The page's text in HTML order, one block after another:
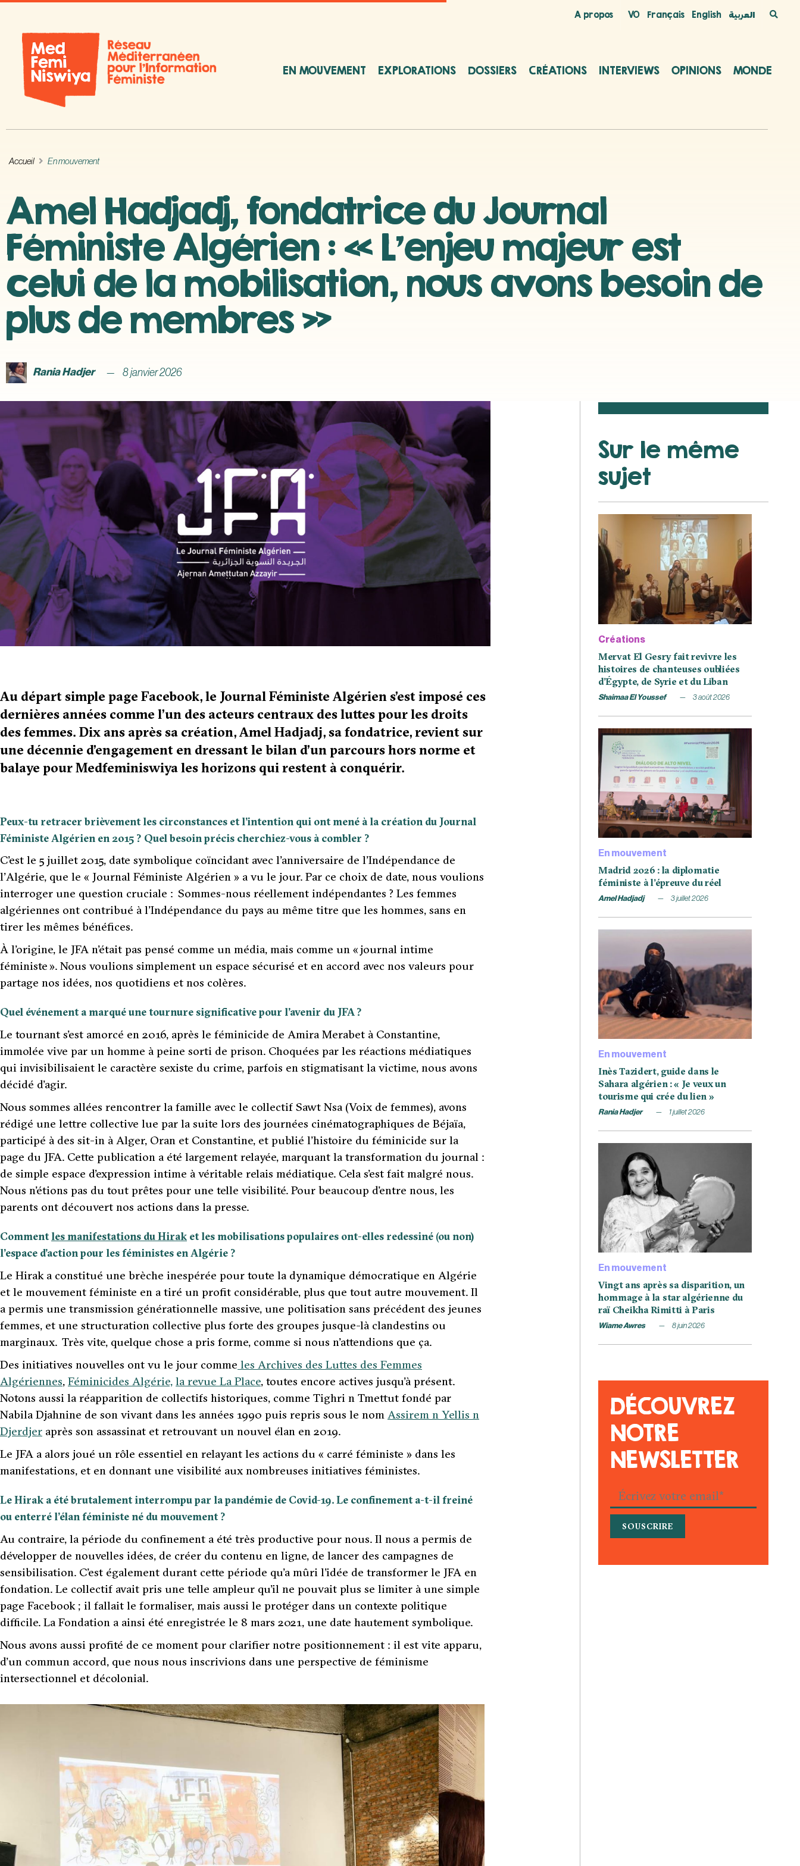
A propos VO Français English العربية
EN MOUVEMENT EXPLORATIONS DOSSIERS CRÉATIONS INTERVIEWS OPINIONS MONDE
Accueil En mouvement
Amel Hadjadj, fondatrice du Journal
Féministe Algérien : « L’enjeu majeur est
celui de la mobilisation, nous avons besoin de
plus de membres »
Rania Hadjer 8 janvier 2026
Au départ simple page Facebook, le Journal Féministe Algérien s’est imposé ces
dernières années comme l’un des acteurs centraux des luttes pour les droits
des femmes. Dix ans après sa création, Amel Hadjadj, sa fondatrice, revient sur
une décennie d’engagement en dressant le bilan d’un parcours hors norme et
balaye pour Medfeminiswiya les horizons qui restent à conquérir.
Peux-tu retracer brièvement les circonstances et l’intention qui ont mené à la création du Journal
Féministe Algérien en 2015 ? Quel besoin précis cherchiez-vous à combler ?
C’est le 5 juillet 2015, date symbolique coïncidant avec l’anniversaire de l’Indépendance de
l’Algérie, que le « Journal Féministe Algérien » a vu le jour. Par ce choix de date, nous voulions
interroger une question cruciale : Sommes-nous réellement indépendantes ? Les femmes
algériennes ont contribué à l’Indépendance du pays au même titre que les hommes, sans en
tirer les mêmes bénéfices.
À l’origine, le JFA n’était pas pensé comme un média, mais comme un « journal intime
féministe ». Nous voulions simplement un espace sécurisé et en accord avec nos valeurs pour
partage nos idées, nos quotidiens et nos colères.
Quel événement a marqué une tournure significative pour l’avenir du JFA ?
Le tournant s’est amorcé en 2016, après le féminicide de Amira Merabet à Constantine,
immolée vive par un homme à peine sorti de prison. Choquées par les réactions médiatiques
qui invisibilisaient le caractère sexiste du crime, parfois en stigmatisant la victime, nous avons
décidé d’agir.
Nous sommes allées rencontrer la famille avec le collectif Sawt Nsa (Voix de femmes), avons
rédigé une lettre collective lue par la suite lors des journées cinématographiques de Béjaïa,
participé à des sit-in à Alger, Oran et Constantine, et publié l’histoire du féminicide sur la
page du JFA. Cette publication a été largement relayée, marquant la transformation du journal :
de simple espace d’expression intime à véritable relais médiatique. Cela s’est fait malgré nous.
Nous n’étions pas du tout prêtes pour une telle visibilité. Pour beaucoup d’entre nous, les
parents ont découvert nos actions dans la presse.
Commentles manifestations du Hirak et les mobilisations populaires ont-elles redessiné (ou non)
l’espace d’action pour les féministes en Algérie ?
Le Hirak a constitué une brèche inespérée pour toute la dynamique démocratique en Algérie
et le mouvement féministe en a tiré un profit considérable, plus que tout autre mouvement. Il
a permis une transmission générationnelle massive, une politisation sans précédent des jeunes
femmes, et une structuration collective plus forte des groupes jusque-là clandestins ou
marginaux. Très vite, quelque chose a pris forme, comme si nous n’attendions que ça.
Des initiatives nouvelles ont vu le jour comme les Archives des Luttes des Femmes
Algériennes, Féminicides Algérie, la revue La Place, toutes encore actives jusqu’à présent.
Notons aussi la réapparition de collectifs historiques, comme Tighri n Tmettut fondé par
Nabila Djahnine de son vivant dans les années 1990 puis repris sous le nom Assirem n Yellis n
Djerdjer après son assassinat et retrouvant un nouvel élan en 2019.
Le JFA a alors joué un rôle essentiel en relayant les actions du « carré féministe » dans les
manifestations, et en donnant une visibilité aux nombreuses initiatives féministes.
Le Hirak a été brutalement interrompu par la pandémie de Covid-19. Le confinement a-t-il freiné
ou enterré l’élan féministe né du mouvement ?
Au contraire, la période du confinement a été très productive pour nous. Il nous a permis de
développer de nouvelles idées, de créer du contenu en ligne, de lancer des campagnes de
sensibilisation. C’est également durant cette période qu’a mûri l’idée de transformer le JFA en
fondation. Le collectif avait pris une telle ampleur qu’il ne pouvait plus se limiter à une simple
page Facebook ; il fallait le formaliser, mais aussi le protéger dans un contexte politique
difficile. La Fondation a ainsi été enregistrée le 8 mars 2021, une date hautement symbolique.
Nous avons aussi profité de ce moment pour clarifier notre positionnement : il est vite apparu,
d’un commun accord, que nous nous inscrivions dans une perspective de féminisme
intersectionnel et décolonial.
Sur le même
sujet
Créations
Mervat El Gesry fait revivre les
histoires de chanteuses oubliées
d’Égypte, de Syrie et du Liban
Shaimaa El Youssef 3 août 2026
En mouvement
Madrid 2026 : la diplomatie
féministe à l’épreuve du réel
Amel Hadjadj 3 juillet 2026
En mouvement
Inès Tazidert, guide dans le
Sahara algérien : « Je veux un
tourisme qui crée du lien »
Rania Hadjer 1 juillet 2026
En mouvement
Vingt ans après sa disparition, un
hommage à la star algérienne du
raï Cheikha Rimitti à Paris
Wiame Awres 8 juin 2026
DÉCOUVREZ
NOTRE
NEWSLETTER